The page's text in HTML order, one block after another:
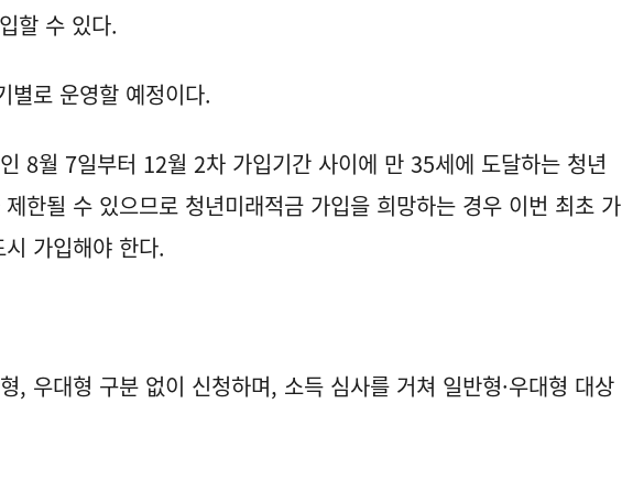
할 수 있다.
별로 운영할 예정이다.
8월 7일부터 12월 2차 가입기간 사이에 만 35세에 도달하는 청년
한될 수 있으므로 청년미래적금 가입을 희망하는 경우 이번 최초 가
가입해야 한다.
, 우대형 구분 없이 신청하며, 소득 심사를 거쳐 일반형·우대형 대상